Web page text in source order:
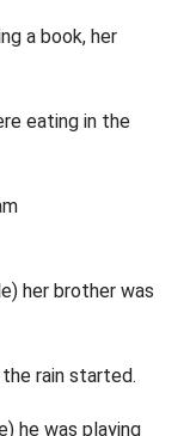
a book, her
eating in the
her brother was
the rain started.
he was playing